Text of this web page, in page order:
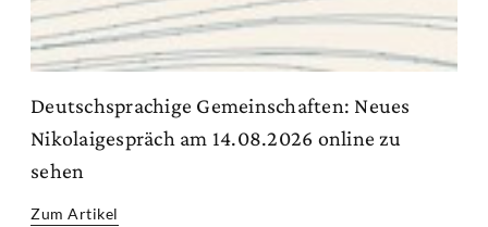
Deutschsprachige Gemeinschaften: Neues
Nikolaigespräch am 14.08.2026 online zu
sehen
Zum Artikel